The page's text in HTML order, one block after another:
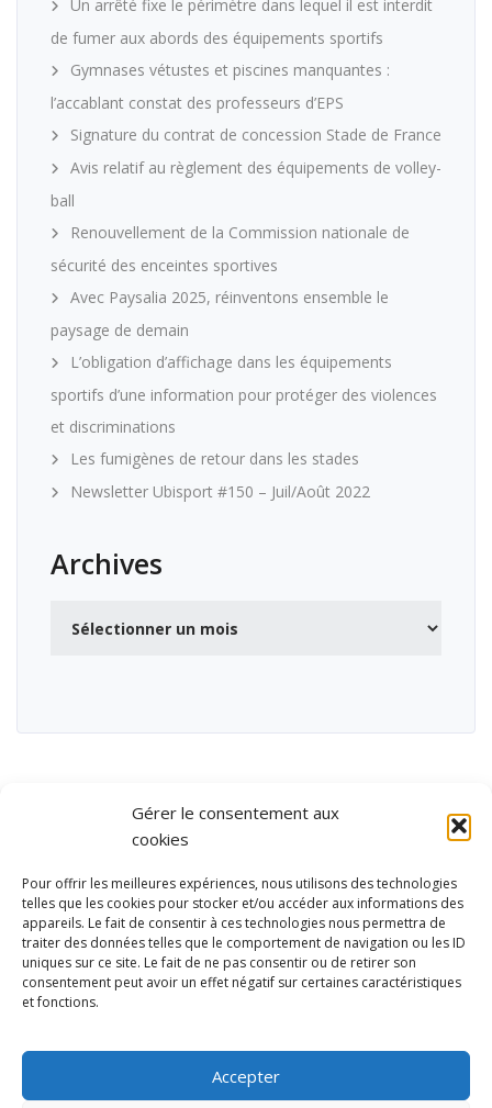
Gérer le consentement aux
cookies
Pour offrir les meilleures expériences, nous utilisons des technologies
telles que les cookies pour stocker et/ou accéder aux informations des
appareils. Le fait de consentir à ces technologies nous permettra de
traiter des données telles que le comportement de navigation ou les ID
uniques sur ce site. Le fait de ne pas consentir ou de retirer son
consentement peut avoir un effet négatif sur certaines caractéristiques
et fonctions.
Accepter
Un arrêté fixe le périmètre dans lequel il est interdit
de fumer aux abords des équipements sportifs
Gymnases vétustes et piscines manquantes :
l’accablant constat des professeurs d’EPS
Signature du contrat de concession Stade de France
Avis relatif au règlement des équipements de volley-
ball
Renouvellement de la Commission nationale de
sécurité des enceintes sportives
Avec Paysalia 2025, réinventons ensemble le
paysage de demain
L’obligation d’affichage dans les équipements
sportifs d’une information pour protéger des violences
et discriminations
Les fumigènes de retour dans les stades
Newsletter Ubisport #150 – Juil/Août 2022
Archives
et de loisirs
Contact